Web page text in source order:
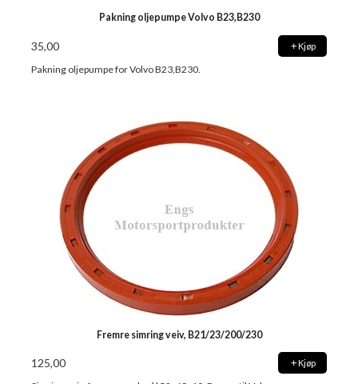
Pakning oljepumpe Volvo B23,B230
35,00 Kjøp
Pakning oljepumpe for Volvo B23,B230.
Fremre simring veiv, B21/23/200/230
125,00 Kjøp